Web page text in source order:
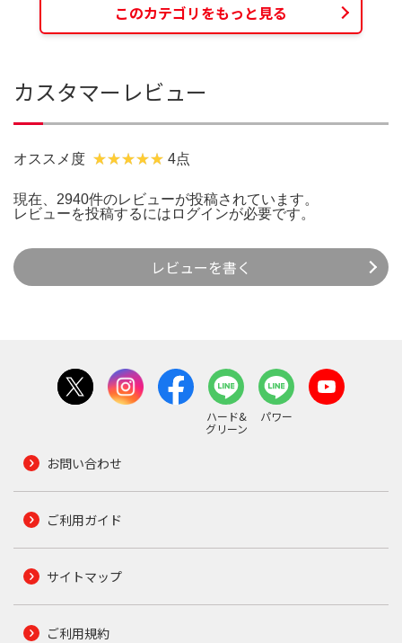
このカテゴリをもっと見る
カスタマーレビュー
オススメ度 4点
現在、2940件のレビューが投稿されています。
レビューを投稿するには ログインが必要です。
レビューを書く
ハード&
グリーン
パワー
お問い合わせ
ご利用ガイド
サイトマップ
ご利用規約